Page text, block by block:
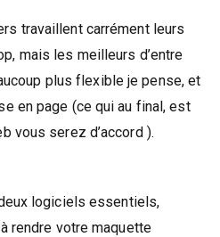
travaillent carrément leurs
mais les meilleurs d’entre
plus flexible je pense, et
en page (ce qui au final, est
vous serez d’accord ).
logiciels essentiels,
rendre votre maquette